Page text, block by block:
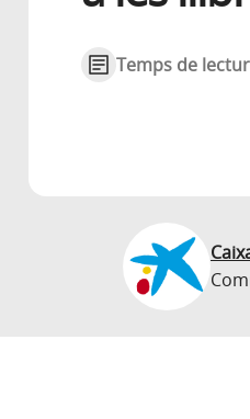
Temps de